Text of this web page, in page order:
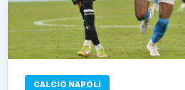
CALCIO NAPOLI